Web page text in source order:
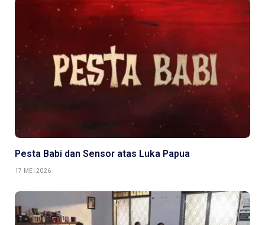
Pesta Babi dan Sensor atas Luka Papua
17 MEI 2026